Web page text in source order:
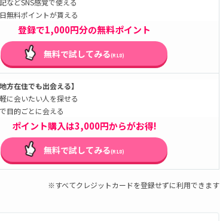
無料ポイントが貰える
登録で1,000円分の無料ポイント
無料で試してみる(R18)
方在住でも出会える】
に会いたい人を探せる
目的ごとに会える
ポイント購入は3,000円からがお得!
無料で試してみる(R18)
※すべてクレジットカードを登録せずに利用できます